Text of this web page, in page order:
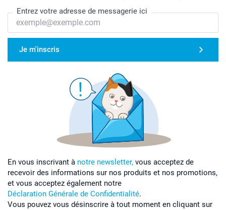
Entrez votre adresse de messagerie ici
Je m'inscris
En vous inscrivant à notre newsletter, vous acceptez de
recevoir des informations sur nos produits et nos promotions,
et vous acceptez également notre
Déclaration Générale de Confidentialité.
Vous pouvez vous désinscrire à tout moment en cliquant sur